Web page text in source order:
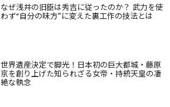
なぜ浅井の旧臣は秀吉に従ったのか？ 武力を使
わず“自分の味方”に変えた裏工作の技法とは
世界遺産決定で脚光！日本初の巨大都城・藤原
京を創り上げた知られざる女帝・持統天皇の凄
絶な執念